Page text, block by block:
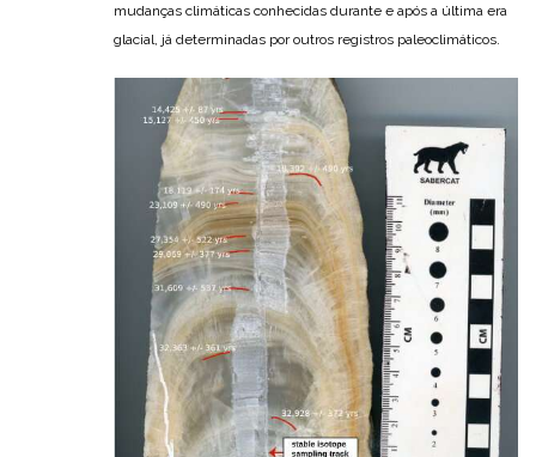
mudanças climáticas conhecidas durante e após a última era
glacial, já determinadas por outros registros paleoclimáticos.